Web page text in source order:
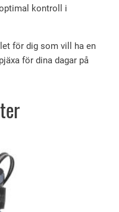
kontroll i
för dig som vill ha en
för dina dagar på